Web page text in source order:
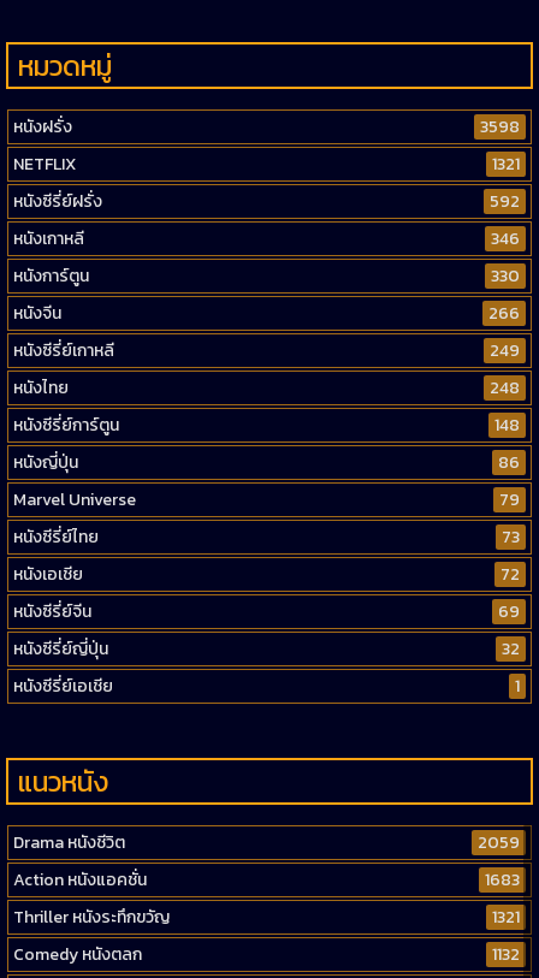
หมวดหมู่
หนังฝรั่ง
3598
NETFLIX
1321
หนังซีรี่ย์ฝรั่ง
592
หนังเกาหลี
346
หนังการ์ตูน
330
หนังจีน
266
หนังซีรี่ย์เกาหลี
249
หนังไทย
248
หนังซีรี่ย์การ์ตูน
148
หนังญี่ปุ่น
86
Marvel Universe
79
หนังซีรี่ย์ไทย
73
หนังเอเชีย
72
หนังซีรี่ย์จีน
69
หนังซีรี่ย์ญี่ปุ่น
32
หนังซีรี่ย์เอเชีย
1
แนวหนัง
Drama หนังชีวิต
2059
Action หนังแอคชั่น
1683
Thriller หนังระทึกขวัญ
1321
Comedy หนังตลก
1132